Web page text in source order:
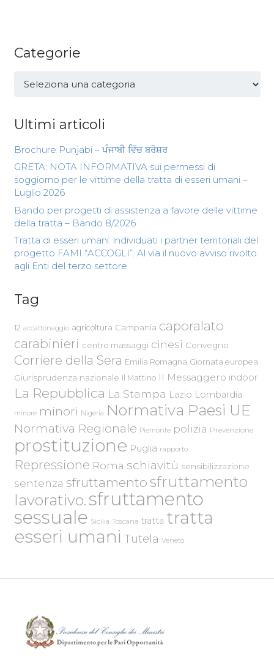
Categorie
Categorie
Ultimi articoli
Brochure Punjabi – ਪੰਜਾਬੀ ਵਿੱਚ ਬਰੋਸ਼ਰ
GRETA: NOTA INFORMATIVA sui permessi di
soggiorno per le vittime della tratta di esseri umani –
Luglio 2026
Bando per progetti di assistenza a favore delle vittime
della tratta – Bando 8/2026
Tratta di esseri umani: individuati i partner territoriali del
progetto FAMI “ACCOGLI”. Al via il nuovo avviso rivolto
agli Enti del terzo settore
Tag
12 accattonaggio agricoltura Campania caporalato
carabinieri centro massaggi cinesi Convegno
Corriere della Sera Emilia Romagna Giornata europea
Giurisprudenza nazionale Il Mattino Il Messaggero indoor
La Repubblica La Stampa Lazio Lombardia
minore minori Nigeria Normativa Paesi UE
Normativa Regionale Piemonte polizia Prevenzione
prostituzione Puglia rapporto
Repressione Roma schiavitù sensibilizzazione
sentenza sfruttamento sfruttamento
lavorativo.sfruttamento
sessuale Sicilia Toscana tratta tratta
esseri umani Tutela Veneto